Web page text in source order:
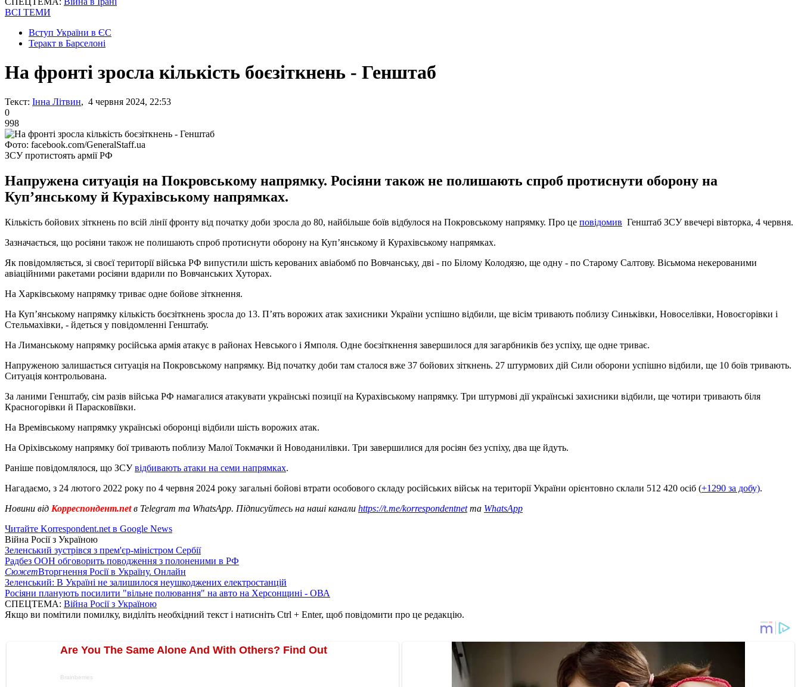
ВСІ ТЕМИ
Вступ України в ЄС
Теракт в Барселоні
На фронті зросла кількість боєзіткнень - Генштаб
Текст: Інна Літвин, 4 червня 2024, 22:53
0
998
Фото: facebook.com/GeneralStaff.ua
ЗСУ протистоять армії РФ
Напружена ситуація на Покровському напрямку. Росіяни також не полишають спроб протиснути оборону на
Куп’янському й Курахівському напрямках.
Кількість бойових зіткнень по всій лінії фронту від початку доби зросла до 80, найбільше боїв відбулося на Покровському напрямку. Про це повідомив Генштаб ЗСУ ввечері вівторка, 4 червня.
Зазначається, що росіяни також не полишають спроб протиснути оборону на Куп’янському й Курахівському напрямках.
Як повідомляється, зі своєї території війська РФ випустили шість керованих авіабомб по Вовчанську, дві - по Білому Колодязю, ще одну - по Старому Салтову. Вісьмома некерованими
авіаційними ракетами росіяни вдарили по Вовчанських Хуторах.
На Харківському напрямку триває одне бойове зіткнення.
На Куп’янському напрямку кількість боєзіткнень зросла до 13. П’ять ворожих атак захисники України успішно відбили, ще вісім тривають поблизу Синьківки, Новоселівки, Новоєгорівки і
Стельмахівки, - йдеться у повідомленні Генштабу.
На Лиманському напрямку російська армія атакує в районах Невського і Ямполя. Одне боєзіткнення завершилося для загарбників без успіху, ще одне триває.
Напруженою залишається ситуація на Покровському напрямку. Від початку доби там сталося вже 37 бойових зіткнень. 27 штурмових дій Сили оборони успішно відбили, ще 10 боїв тривають.
Ситуація контрольована.
За ланими Генштабу, сім разів війська РФ намагалися атакувати українські позиції на Курахівському напрямку. Три штурмові дії українські захисники відбили, ще чотири тривають біля
Красногорівки й Парасковіївки.
На Времівському напрямку українські оборонці відбили шість ворожих атак.
На Оріхівському напрямку бої тривають поблизу Малої Токмачки й Новоданилівки. Три завершилися для росіян без успіху, два ще йдуть.
Раніше повідомлялося, що ЗСУвідбивають атаки на семи напрямках.
Нагадаємо, з 24 лютого 2022 року по 4 червня 2024 року загальні бойові втрати особового складу російських військ на території України орієнтовно склали 512 420 осіб (+1290 за добу).
Новини від Корреспондент.netв Telegram та WhatsApp. Підписуйтесь на наші канали https://t.me/korrespondentnetта WhatsApp
Читайте Korrespondent.net в Google News
Війна Росії з Україною
Зеленський зустрівся з прем'єр-міністром Сербії
Радбез ООН обговорить поводження з полоненими в РФ
СюжетВторгнення Росії в Україну. Онлайн
Зеленський: В Україні не залишилося неушкоджених електростанцій
Росіяни планують посилити "вільне полювання" на авто на Херсонщині - ОВА
СПЕЦТЕМА: Війна Росії з Україною
Якщо ви помітили помилку, виділіть необхідний текст і натисніть Ctrl + Enter, щоб повідомити про це редакцію.